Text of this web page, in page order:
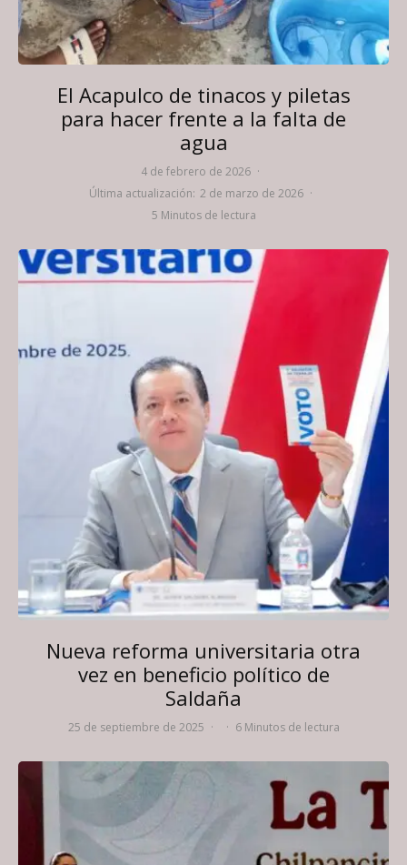
El Acapulco de tinacos y piletas
para hacer frente a la falta de
agua
4 de febrero de 2026 ·
Última actualización: 2 de marzo de 2026 ·
5 Minutos de lectura
Nueva reforma universitaria otra
vez en beneficio político de
Saldaña
25 de septiembre de 2025 · · 6 Minutos de lectura